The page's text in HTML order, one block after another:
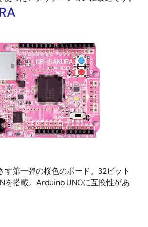
す第一弾の桜色のボード。32ビット
を搭載。Arduino UNOに互換性があ